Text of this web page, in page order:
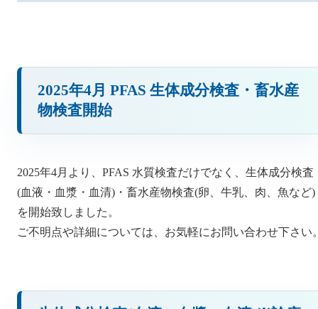
2025年4月 PFAS 生体成分検査・畜水産
物検査開始
2025年4月より、PFAS 水質検査だけでなく、生体成分検査
(血液・血漿・血清)・畜水産物検査(卵、牛乳、肉、魚など)
を開始致しました。
ご不明点や詳細については、お気軽にお問い合わせ下さい